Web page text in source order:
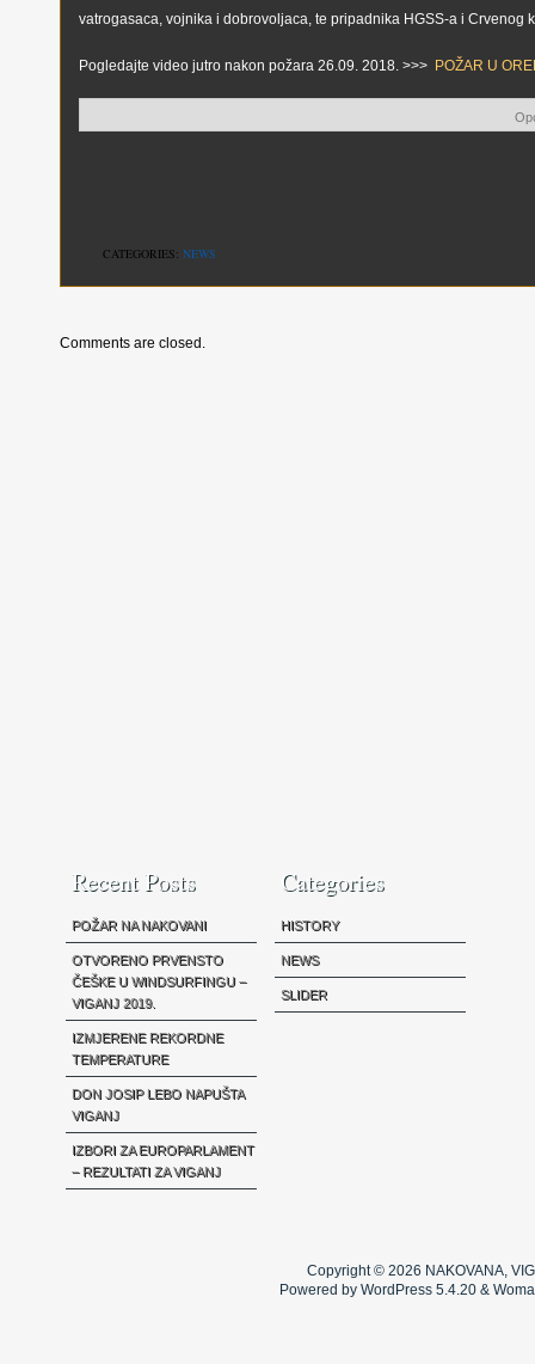
vatrogasaca, vojnika i dobrovoljaca, te pripadnika HGSS-a i Crvenog
Pogledajte video jutro nakon požara 26.09. 2018. >>> POŽAR U
CATEGORIES: NEWS
Comments are closed.
Recent Posts
POŽAR NA NAKOVANI
OTVORENO PRVENSTO
ČEŠKE U WINDSURFINGU –
VIGANJ 2019.
IZMJERENE REKORDNE
TEMPERATURE
DON JOSIP LEBO NAPUŠTA
VIGANJ
IZBORI ZA EUROPARLAMENT
– REZULTATI ZA VIGANJ
Categories
HISTORY
NEWS
SLIDER
Copyright © 2026 NAKOVANA,
Powered by WordPress 5.4.20 &